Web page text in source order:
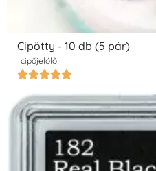
Cipötty - 10 db (5 pár)
cipőjelölő
